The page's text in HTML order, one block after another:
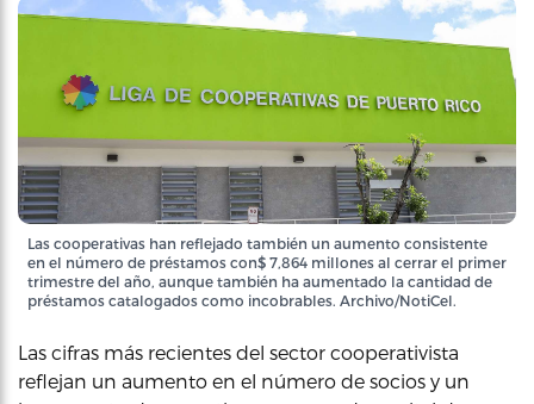
Las cooperativas han reflejado también un aumento consistente
en el número de préstamos con$ 7,864 millones al cerrar el primer
trimestre del año, aunque también ha aumentado la cantidad de
préstamos catalogados como incobrables. Archivo/NotiCel.
Las cifras más recientes del sector cooperativista
reflejan un aumento en el número de socios y un